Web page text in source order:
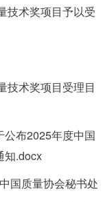
技术奖项目予以受
技术奖项目受理目
公布2025年度中国
知.docx
中国质量协会秘书处